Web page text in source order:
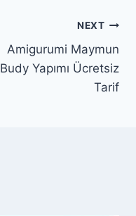
NEXT
Amigurumi Maymun
Budy Yapımı Ücretsiz
Tarif